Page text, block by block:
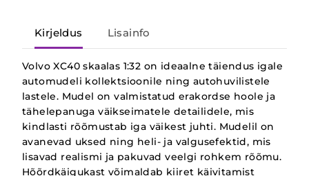
Kirjeldus Lisainfo
Volvo XC40 skaalas 1:32 on ideaalne täiendus igale
automudeli kollektsioonile ning autohuvilistele
lastele. Mudel on valmistatud erakordse hoole ja
tähelepanuga väikseimatele detailidele, mis
kindlasti rõõmustab iga väikest juhti. Mudelil on
avanevad uksed ning heli- ja valgusefektid, mis
lisavad realismi ja pakuvad veelgi rohkem rõõmu.
Hõõrdkäigukast võimaldab kiiret käivitamist